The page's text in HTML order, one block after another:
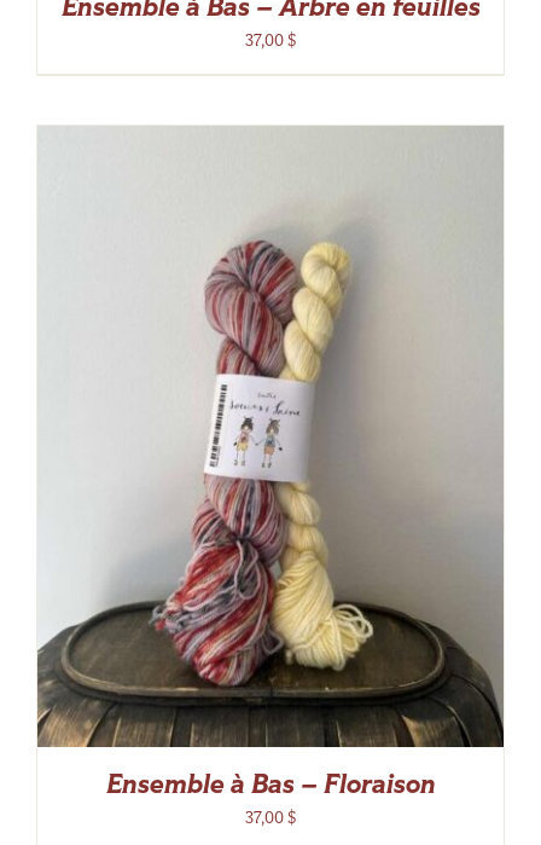
Ensemble à Bas – Arbre en feuilles
37,00$
Ensemble à Bas – Floraison
37,00$